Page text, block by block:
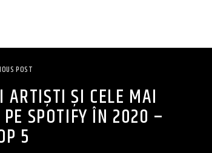
POST
ARTIȘTI ȘI CELE MAI
SPOTIFY ÎN 2020 –
5